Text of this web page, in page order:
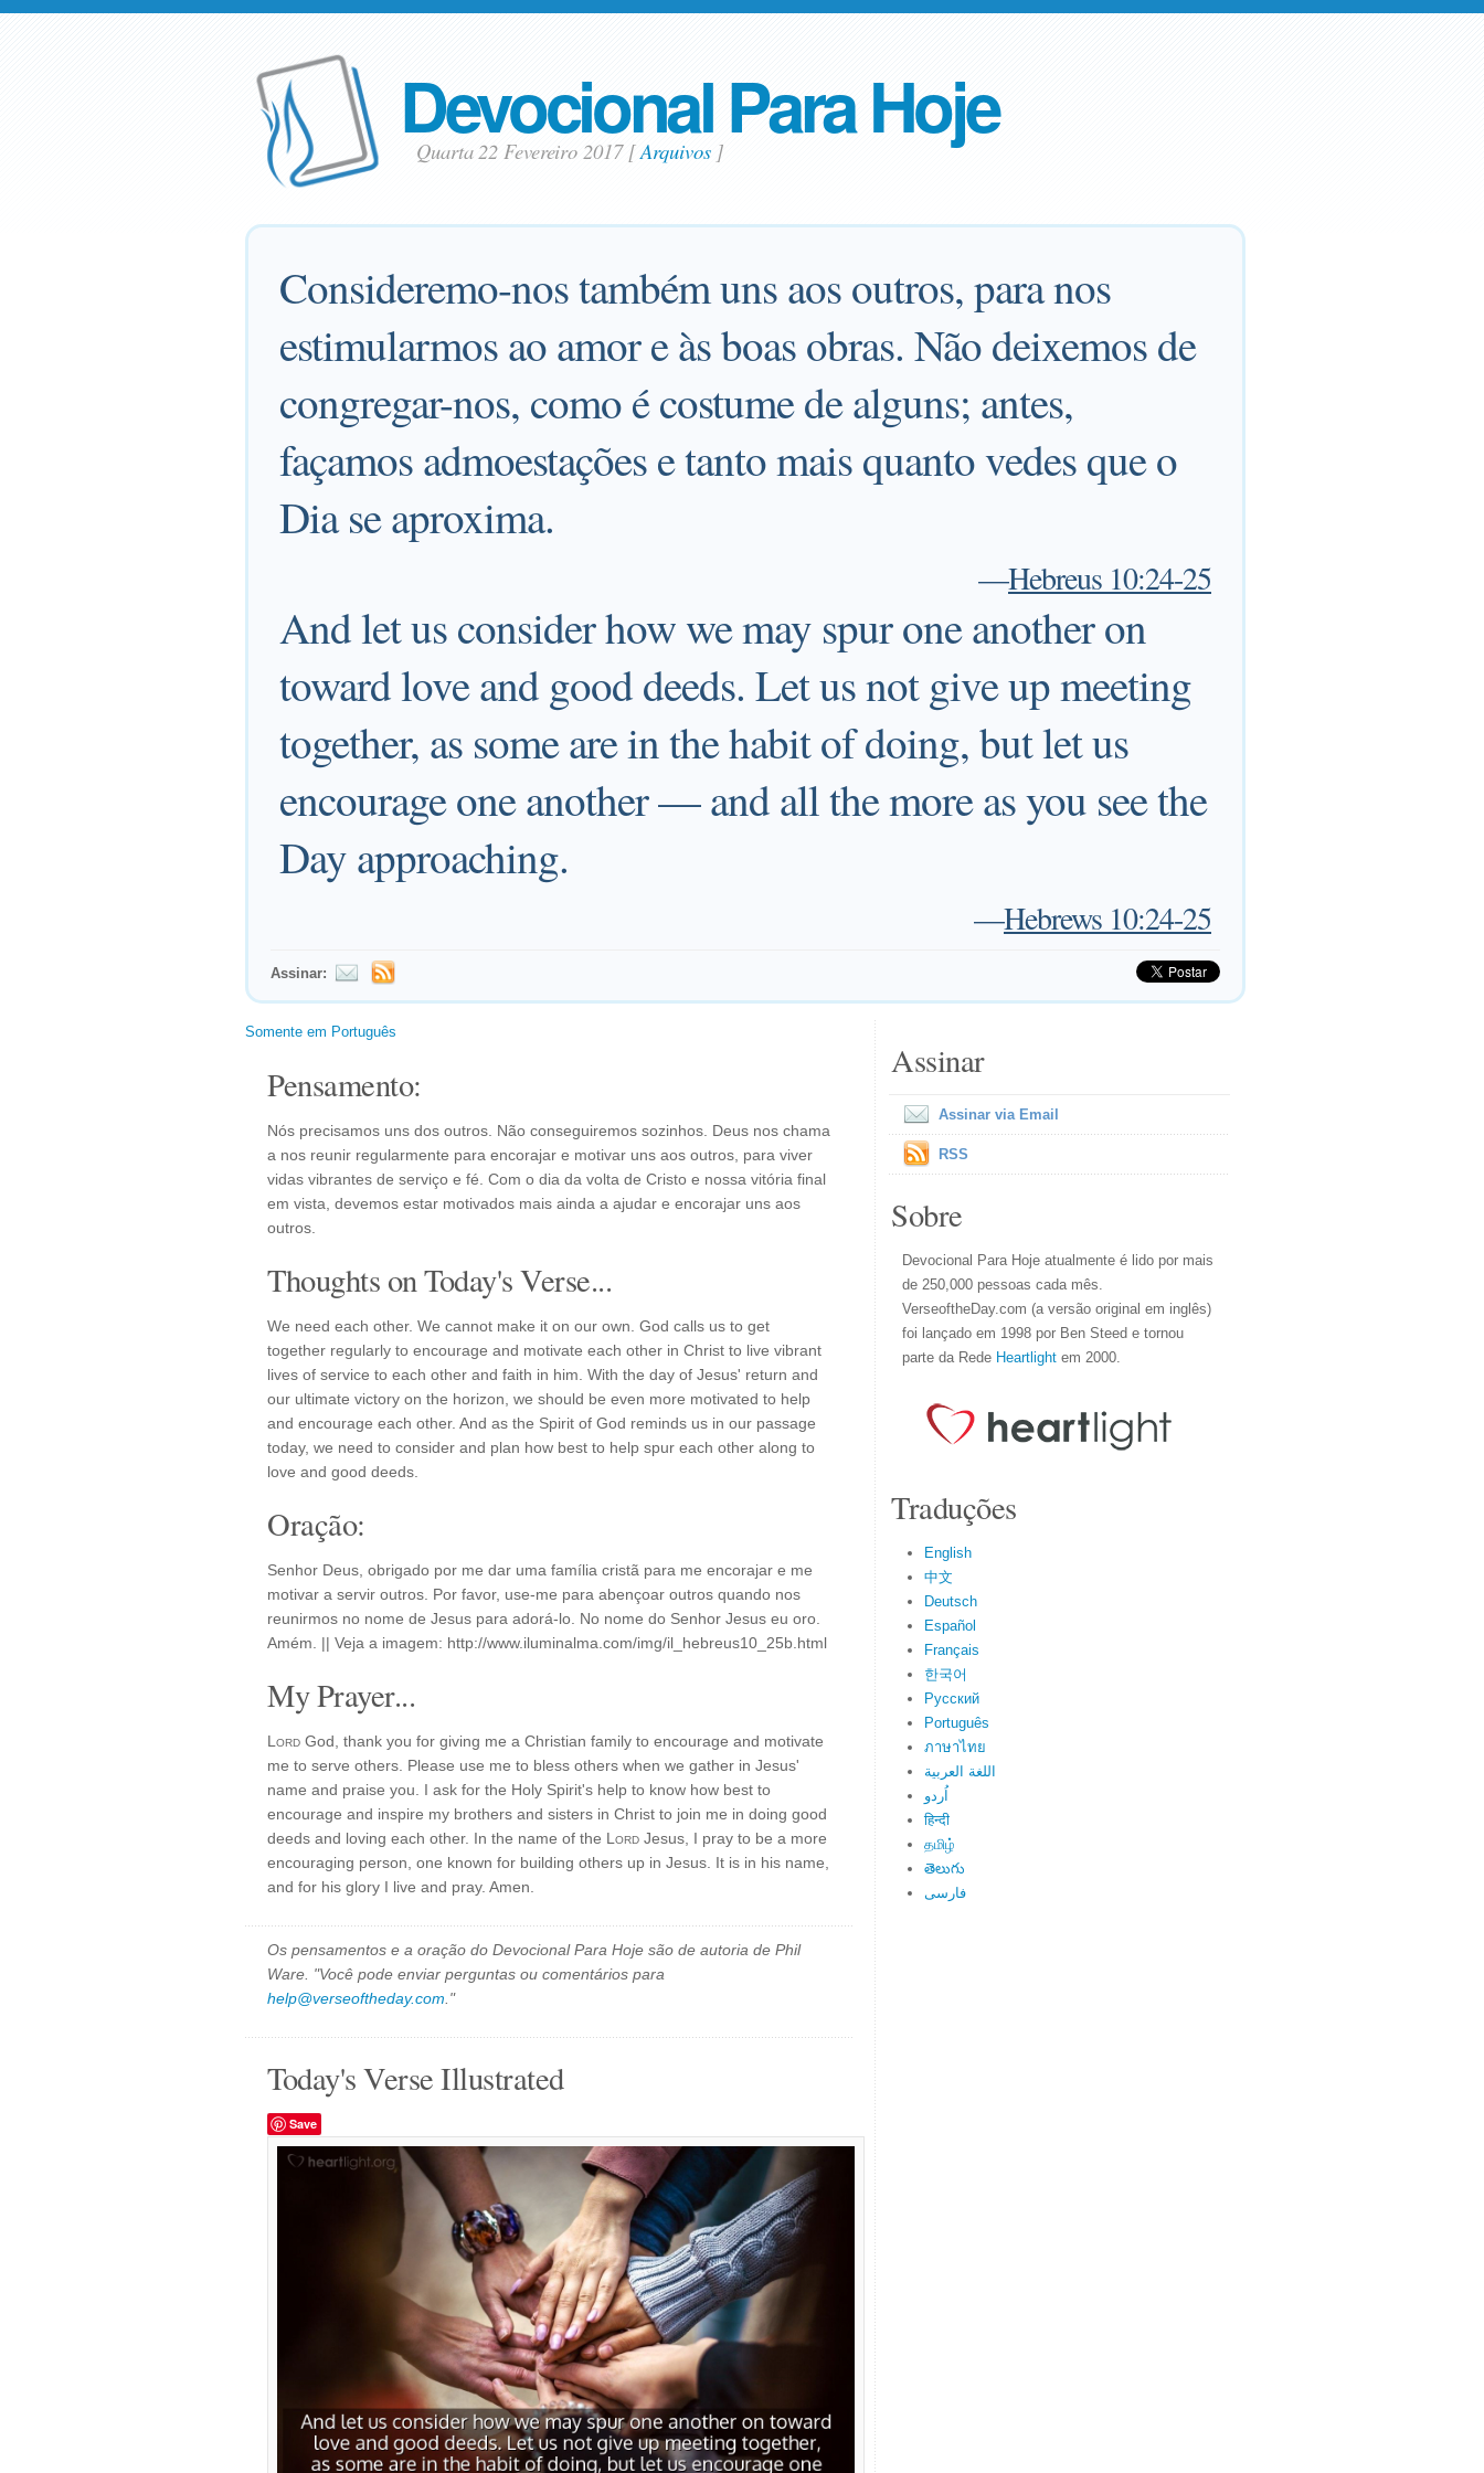
Devocional Para Hoje
Quarta 22 Fevereiro 2017 [Arquivos]
Consideremo-nos também uns aos outros, para nos
estimularmos ao amor e às boas obras. Não deixemos de
congregar-nos, como é costume de alguns; antes,
façamos admoestações e tanto mais quanto vedes que o
Dia se aproxima.
—Hebreus 10:24-25
And let us consider how we may spur one another on
toward love and good deeds. Let us not give up meeting
together, as some are in the habit of doing, but let us
encourage one another — and all the more as you see the
Day approaching.
—Hebrews 10:24-25
Assinar:
Somente em Português
Pensamento:
Nós precisamos uns dos outros. Não conseguiremos sozinhos. Deus nos chama
a nos reunir regularmente para encorajar e motivar uns aos outros, para viver
vidas vibrantes de serviço e fé. Com o dia da volta de Cristo e nossa vitória final
em vista, devemos estar motivados mais ainda a ajudar e encorajar uns aos
outros.
Thoughts on Today's Verse...
We need each other. We cannot make it on our own. God calls us to get
together regularly to encourage and motivate each other in Christ to live vibrant
lives of service to each other and faith in him. With the day of Jesus' return and
our ultimate victory on the horizon, we should be even more motivated to help
and encourage each other. And as the Spirit of God reminds us in our passage
today, we need to consider and plan how best to help spur each other along to
love and good deeds.
Oração:
Senhor Deus, obrigado por me dar uma família cristã para me encorajar e me
motivar a servir outros. Por favor, use-me para abençoar outros quando nos
reunirmos no nome de Jesus para adorá-lo. No nome do Senhor Jesus eu oro.
Amém. || Veja a imagem: http://www.iluminalma.com/img/il_hebreus10_25b.html
My Prayer...
Lord God, thank you for giving me a Christian family to encourage and motivate
me to serve others. Please use me to bless others when we gather in Jesus'
name and praise you. I ask for the Holy Spirit's help to know how best to
encourage and inspire my brothers and sisters in Christ to join me in doing good
deeds and loving each other. In the name of the Lord Jesus, I pray to be a more
encouraging person, one known for building others up in Jesus. It is in his name,
and for his glory I live and pray. Amen.
Os pensamentos e a oração do Devocional Para Hoje são de autoria de Phil
Ware. "Você pode enviar perguntas ou comentários para
help@verseoftheday.com ."
Today's Verse Illustrated
Save
Assinar
Assinar via Email
RSS
Sobre
Devocional Para Hoje atualmente é lido por mais
de 250,000 pessoas cada mês.
VerseoftheDay.com (a versão original em inglês)
foi lançado em 1998 por Ben Steed e tornou
parte da Rede Heartlight em 2000.
Traduções
English
中文
Deutsch
Español
Français
한국어
Русский
Português
ภาษาไทย
اللغة العربية
اُردو
हिन्दी
தமிழ்
తెలుగు
فارسی